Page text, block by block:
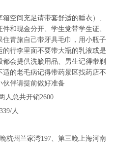
空间充足请带套舒适的睡衣）、
和现金分开、学生党带学生证、
青旅自己带牙具毛巾，用小瓶子
行李里面不要带大瓶的乳液或是
会提供洗簌用品、男生记得带剃
的老毛病记得带药景区找药店不
伙伴请提前做好准备
人总共开销2600
人
杭州兰家湾197、第三晚上海河南